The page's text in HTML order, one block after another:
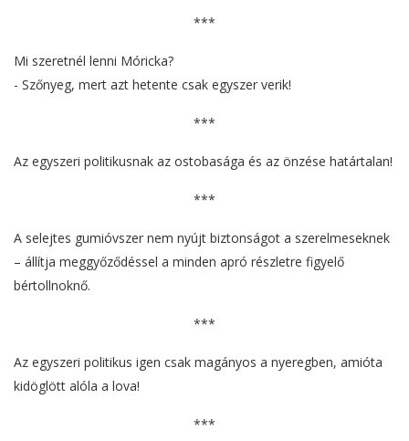
***
Mi szeretnél lenni Móricka?
- Szőnyeg, mert azt hetente csak egyszer verik!
***
Az egyszeri politikusnak az ostobasága és az önzése határtalan!
***
A selejtes gumióvszer nem nyújt biztonságot a szerelmeseknek
– állítja meggyőződéssel a minden apró részletre figyelő
bértollnoknő.
***
Az egyszeri politikus igen csak magányos a nyeregben, amióta
kidöglött alóla a lova!
***